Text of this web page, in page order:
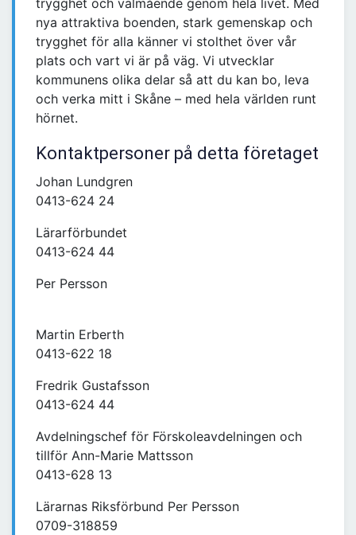
trygghet och välmående genom hela livet. Med
nya attraktiva boenden, stark gemenskap och
trygghet för alla känner vi stolthet över vår
plats och vart vi är på väg. Vi utvecklar
kommunens olika delar så att du kan bo, leva
och verka mitt i Skåne – med hela världen runt
hörnet.
Kontaktpersoner på detta företaget
Johan Lundgren
0413-624 24
Lärarförbundet
0413-624 44
Per Persson
Martin Erberth
0413-622 18
Fredrik Gustafsson
0413-624 44
Avdelningschef för Förskoleavdelningen och
tillför Ann-Marie Mattsson
0413-628 13
Lärarnas Riksförbund Per Persson
0709-318859